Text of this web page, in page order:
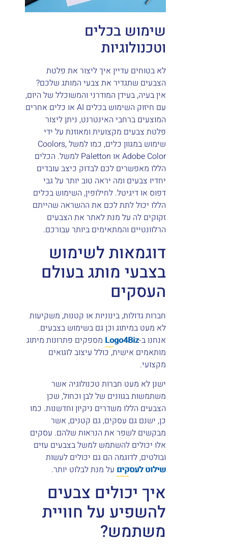
שימוש בכלים
וטכנולוגיות
לא בטוחים עדיין איך ליצור את פלטת
הצבעים שתגדיר את צבעי המותג שלכם?
אין בעיה, בעידן המודרני והמשוכלל של היום,
עם חיזוק השימוש בכלים AI או כלים אחרים
המוצעים ברחבי האינטרנט, ניתן ליצור
פלטת צבעים מקצועית ומאוזנת על ידי
שימוש במגוון כלים, כמו למשל Coolors,
Adobe Color או Paletton למשל. הכלים
הללו מאפשרים לכם לבדוק כיצב עובדים
יחדיו צבעים ומה יראה טוב יותר על גבי
דפוס או דיגיטל. לחילופין, השימוש בכלים
הללו יכול לתת לכם את ההשראה שהייתם
זקוקים לה על מנת לאתר את הצבעים
הרלוונטיים והמתאימים ביותר עבורכם.
דוגמאות לשימוש
בצבעי מותג בעולם
העסקים
חברות גדולות, בינוניות או קטנות, משקיעות
לא מעט במיתוג וכן גם בשימוש בצבעים.
אנחנו ב-Logo4Bizמספקים פתרונות מיתוג
מותאמים אישית, כולל עיצוב לוגואים
מקצועי.
ישנן לא מעט חברות טכנולוגיה אשר
משתמשות בגוונים של לבן וכחול, שכן
הצבעים הללו משדרים ניקיון וחדשנות. כמו
כן, ישנם גם עסקים, גם קטנים, אשר
מבקשים לשפר את הנראות שלהם. עסקים
אלו יכולים להשתמש למשל בצבעים עזים
ובולטים, לדוגמה הם גם יכולים לעשות
שילוט לעסקיםעל מנת לבלוט יותר.
איך יכולים צבעים
להשפיע על חוויית
משתמש?